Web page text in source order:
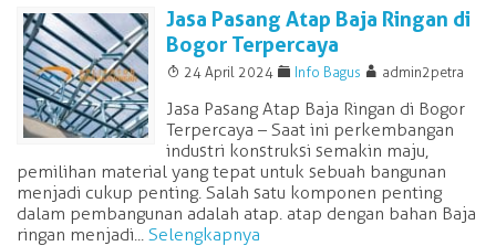
Jasa Pasang Atap Baja Ringan di
Bogor Terpercaya
T 24 April 2024 F Info Bagus A admin2petra
Jasa Pasang Atap Baja Ringan di Bogor
Terpercaya – Saat ini perkembangan
industri konstruksi semakin maju,
pemilihan material yang tepat untuk sebuah bangunan
menjadi cukup penting. Salah satu komponen penting
dalam pembangunan adalah atap. atap dengan bahan Baja
ringan menjadi... Selengkapnya